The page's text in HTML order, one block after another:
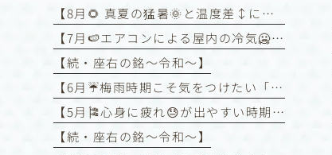
【8月🌻 真夏の猛暑🌞と温度差↕️にご注意！～喘息を悪化させないために～】
【7月🍉エアコンによる屋内の冷気🥶と屋外の暑さ🥵との温度差↕️に注意！】
【続・座右の銘〜令和〜】
【6月☔️梅雨時期こそ気をつけたい「喘息コントロール」】
【5月🎏心身に疲れ😓が出やすい時期】
【続・座右の銘〜令和〜】